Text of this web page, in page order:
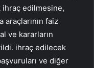
edilmesine,
faiz
ve kararların
ihraç edilecek
ve diğer